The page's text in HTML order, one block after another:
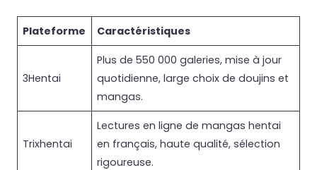
Plateforme Caractéristiques
3Hentai
Plus de 550 000 galeries, mise à jour
quotidienne, large choix de doujins et
mangas.
Trixhentai
Lectures en ligne de mangas hentai
en français, haute qualité, sélection
rigoureuse.